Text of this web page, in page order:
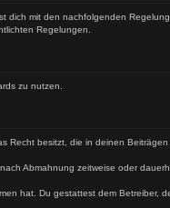
dich mit den nachfolgenden
Regelungen.
zu nutzen.
Recht besitzt, die in deinen
Abmahnung zeitweise oder
hat. Du gestattest dem Betreiber,